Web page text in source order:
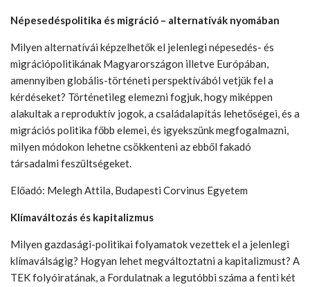
Népesedéspolitika és migráció – alternatívák nyomában
Milyen alternatívái képzelhetők el jelenlegi népesedés- és
migrációpolitikának Magyarországon illetve Európában,
amennyiben globális-történeti perspektívából vetjük fel a
kérdéseket? Történetileg elemezni fogjuk, hogy miképpen
alakultak a reproduktív jogok, a családalapítás lehetőségei, és a
migrációs politika főbb elemei, és igyekszünk megfogalmazni,
milyen módokon lehetne csökkenteni az ebből fakadó
társadalmi feszültségeket.
Előadó: Melegh Attila, Budapesti Corvinus Egyetem
Klímaváltozás és kapitalizmus
Milyen gazdasági-politikai folyamatok vezettek el a jelenlegi
klímaválságig? Hogyan lehet megváltoztatni a kapitalizmust? A
TEK folyóiratának, a Fordulatnak a legutóbbi száma a fenti két